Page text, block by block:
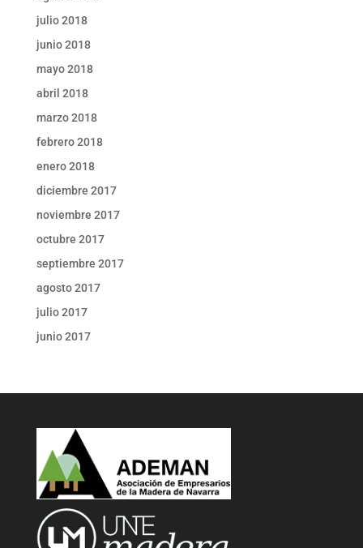
julio 2018
junio 2018
mayo 2018
abril 2018
marzo 2018
febrero 2018
enero 2018
diciembre 2017
noviembre 2017
octubre 2017
septiembre 2017
agosto 2017
julio 2017
junio 2017